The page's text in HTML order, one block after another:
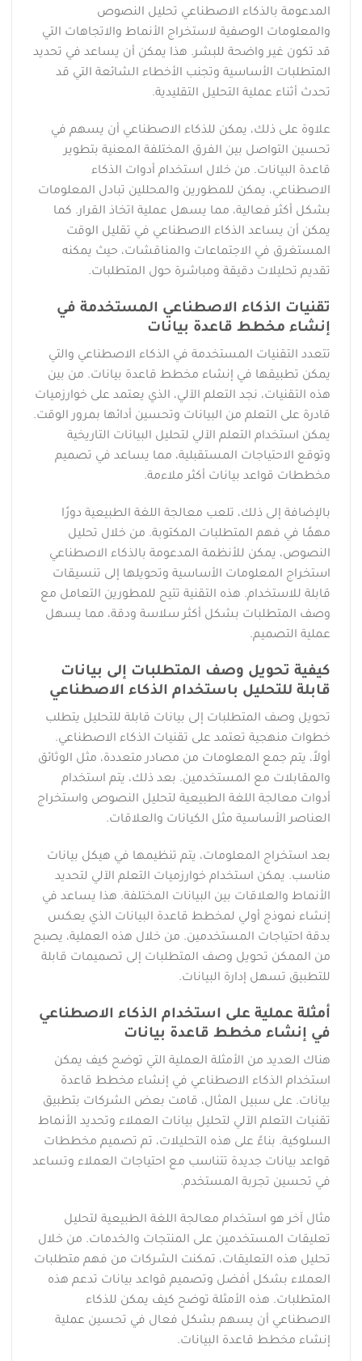
المدعومة بالذكاء الاصطناعي تحليل النصوص
والمعلومات الوصفية لاستخراج الأنماط والاتجاهات التي
قد تكون غير واضحة للبشر. هذا يمكن أن يساعد في تحديد
المتطلبات الأساسية وتجنب الأخطاء الشائعة التي قد
تحدث أثناء عملية التحليل التقليدية.
علاوة على ذلك، يمكن للذكاء الاصطناعي أن يسهم في
تحسين التواصل بين الفرق المختلفة المعنية بتطوير
قاعدة البيانات. من خلال استخدام أدوات الذكاء
الاصطناعي، يمكن للمطورين والمحللين تبادل المعلومات
بشكل أكثر فعالية، مما يسهل عملية اتخاذ القرار. كما
يمكن أن يساعد الذكاء الاصطناعي في تقليل الوقت
المستغرق في الاجتماعات والمناقشات، حيث يمكنه
تقديم تحليلات دقيقة ومباشرة حول المتطلبات.
تقنيات الذكاء الاصطناعي المستخدمة في
إنشاء مخطط قاعدة بيانات
تتعدد التقنيات المستخدمة في الذكاء الاصطناعي والتي
يمكن تطبيقها في إنشاء مخطط قاعدة بيانات. من بين
هذه التقنيات، نجد التعلم الآلي، الذي يعتمد على خوارزميات
قادرة على التعلم من البيانات وتحسين أدائها بمرور الوقت.
يمكن استخدام التعلم الآلي لتحليل البيانات التاريخية
وتوقع الاحتياجات المستقبلية، مما يساعد في تصميم
مخططات قواعد بيانات أكثر ملاءمة.
بالإضافة إلى ذلك، تلعب معالجة اللغة الطبيعية دورًا
مهمًا في فهم المتطلبات المكتوبة. من خلال تحليل
النصوص، يمكن للأنظمة المدعومة بالذكاء الاصطناعي
استخراج المعلومات الأساسية وتحويلها إلى تنسيقات
قابلة للاستخدام. هذه التقنية تتيح للمطورين التعامل مع
وصف المتطلبات بشكل أكثر سلاسة ودقة، مما يسهل
عملية التصميم.
كيفية تحويل وصف المتطلبات إلى بيانات
قابلة للتحليل باستخدام الذكاء الاصطناعي
تحويل وصف المتطلبات إلى بيانات قابلة للتحليل يتطلب
خطوات منهجية تعتمد على تقنيات الذكاء الاصطناعي.
أولاً، يتم جمع المعلومات من مصادر متعددة، مثل الوثائق
والمقابلات مع المستخدمين. بعد ذلك، يتم استخدام
أدوات معالجة اللغة الطبيعية لتحليل النصوص واستخراج
العناصر الأساسية مثل الكيانات والعلاقات.
بعد استخراج المعلومات، يتم تنظيمها في هيكل بيانات
مناسب. يمكن استخدام خوارزميات التعلم الآلي لتحديد
الأنماط والعلاقات بين البيانات المختلفة. هذا يساعد في
إنشاء نموذج أولي لمخطط قاعدة البيانات الذي يعكس
بدقة احتياجات المستخدمين. من خلال هذه العملية، يصبح
من الممكن تحويل وصف المتطلبات إلى تصميمات قابلة
للتطبيق تسهل إدارة البيانات.
أمثلة عملية على استخدام الذكاء الاصطناعي
في إنشاء مخطط قاعدة بيانات
هناك العديد من الأمثلة العملية التي توضح كيف يمكن
استخدام الذكاء الاصطناعي في إنشاء مخطط قاعدة
بيانات. على سبيل المثال، قامت بعض الشركات بتطبيق
تقنيات التعلم الآلي لتحليل بيانات العملاء وتحديد الأنماط
السلوكية. بناءً على هذه التحليلات، تم تصميم مخططات
قواعد بيانات جديدة تتناسب مع احتياجات العملاء وتساعد
في تحسين تجربة المستخدم.
مثال آخر هو استخدام معالجة اللغة الطبيعية لتحليل
تعليقات المستخدمين على المنتجات والخدمات. من خلال
تحليل هذه التعليقات، تمكنت الشركات من فهم متطلبات
العملاء بشكل أفضل وتصميم قواعد بيانات تدعم هذه
المتطلبات. هذه الأمثلة توضح كيف يمكن للذكاء
الاصطناعي أن يسهم بشكل فعال في تحسين عملية
إنشاء مخطط قاعدة البيانات.